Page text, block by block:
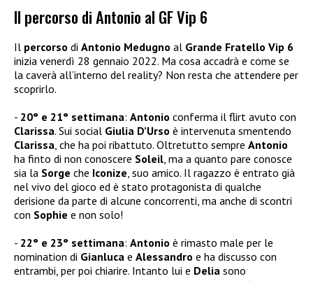
Il percorso di Antonio al GF Vip 6
Il percorso di Antonio Medugno al Grande Fratello Vip 6
inizia venerdì 28 gennaio 2022. Ma cosa accadrà e come se
la caverà all’interno del reality? Non resta che attendere per
scoprirlo.
20° e 21° settimana: Antonio conferma il flirt avuto con
Clarissa. Sui social Giulia D’Urso è intervenuta smentendo
Clarissa , che ha poi ribattuto. Oltretutto sempre Antonio
ha finto di non conoscere Soleil , ma a quanto pare conosce
sia la Sorge che Iconize , suo amico. Il ragazzo è entrato già
nel vivo del gioco ed è stato protagonista di qualche
derisione da parte di alcune concorrenti, ma anche di scontri
con Sophie e non solo!
22° e 23° settimana: Antonio è rimasto male per le
nomination di Gianluca e Alessandro e ha discusso con
entrambi, per poi chiarire. Intanto lui e Delia sono